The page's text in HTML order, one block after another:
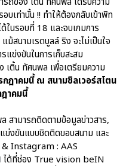
บเท่านั้น !! ทำให้ต้องกลับเข้าพิท
ในรอบที่ 18 และจบเกมการ
ม้สนามเรดบูลล์ ริง จะไม่เป็นใจ
แข่งขันในการเก็บสะสม
เติ้น ทัศนพล เพื่อเตรียมความ
ฎาคมนี้ ณ สนามซิลเวอร์สโตน
าคมนี้
ามารถติดตามข้อมูลข่าวสาร,
ข่งขันแบบชิดติดขอบสนาม และ
& Instagram : AAS
ได้ที่ช่อง True vision beIN